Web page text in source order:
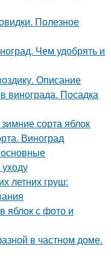
Полезное
Чем удобрять и
Описание
винограда. Посадка
сорта яблок
Виноград
летних груш:
яблок с фото и
в частном доме.